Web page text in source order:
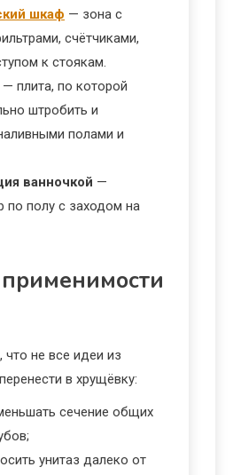
шкаф — зона с
счётчиками,
к стоякам.
— плита, по которой
штробить и
полами и
ванночкой —
по полу с заходом на
не все идеи из
в хрущёвку:
сечение общих
унитаз далеко от